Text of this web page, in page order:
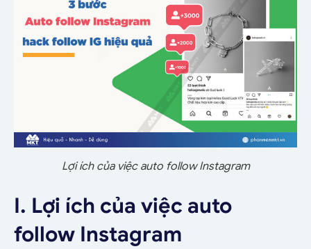
Lợi ích của việc auto follow Instagram
I. Lợi ích của việc auto
follow Instagram